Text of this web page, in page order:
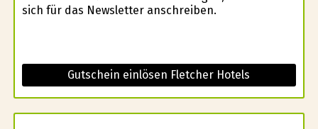
sich für das Newsletter anschreiben.
Gutschein einlösen Fletcher Hotels